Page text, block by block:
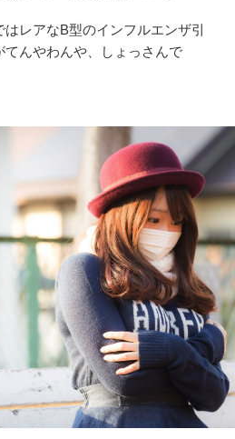
レアなB型のインフルエンザ引
てんやわんや、しょっさんで